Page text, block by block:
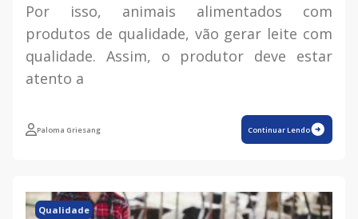
Por isso, animais alimentados com
produtos de qualidade, vão gerar leite com
qualidade. Assim, o produtor deve estar
atento a
Paloma Griesang Continuar Lendo
Qualidade